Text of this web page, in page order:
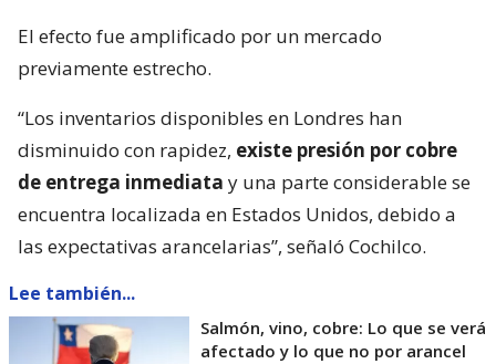
El efecto fue amplificado por un mercado
previamente estrecho.
“Los inventarios disponibles en Londres han
disminuido con rapidez, existe presión por cobre
de entrega inmediata y una parte considerable se
encuentra localizada en Estados Unidos, debido a
las expectativas arancelarias”, señaló Cochilco.
Lee también...
Salmón, vino, cobre: Lo que se verá
afectado y lo que no por arancel